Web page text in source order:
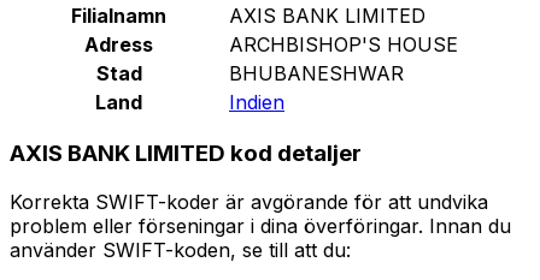
Filialnamn
AXIS BANK LIMITED
Adress
ARCHBISHOP'S HOUSE
Stad
BHUBANESHWAR
Land
Indien
AXIS BANK LIMITED kod detaljer
Korrekta SWIFT-koder är avgörande för att undvika
problem eller förseningar i dina överföringar. Innan du
använder SWIFT-koden, se till att du: